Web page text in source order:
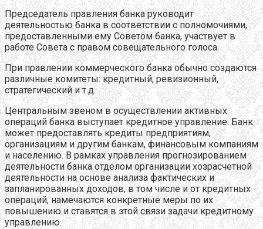
Председатель правления банка руководит
деятельностью банка в соответствии с полномочиями,
предоставленными ему Советом банка, участвует в
работе Совета с правом совещательного голоса.
При правлении коммерческого банка обычно создаются
различные комитеты: кредитный, ревизионный,
стратегический и т.д.
Центральным звеном в осуществлении активных
операций банка выступает кредитное управление. Банк
может предоставлять кредиты предприятиям,
организациям и другим банкам, финансовым компаниям
и населению. В рамках управления прогнозированием
деятельности банка отделом организации хозрасчетной
деятельности на основе анализа фактических и
запланированных доходов, в том числе и от кредитных
операций, намечаются конкретные меры по их
повышению и ставятся в этой связи задачи кредитному
управлению.